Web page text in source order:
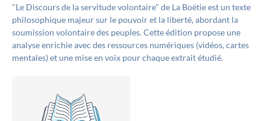
"Le Discours de la servitude volontaire" de La Boétie est un texte
philosophique majeur sur le pouvoir et la liberté, abordant la
soumission volontaire des peuples. Cette édition propose une
analyse enrichie avec des ressources numériques (vidéos, cartes
mentales) et une mise en voix pour chaque extrait étudié.